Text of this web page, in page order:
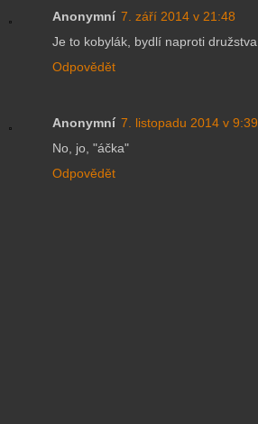
Anonymní 7. září 2014 v 21:48
Je to kobylák, bydlí naproti družstva.
Odpovědět
Anonymní 7. listopadu 2014 v 9:39
No, jo, "áčka"
Odpovědět